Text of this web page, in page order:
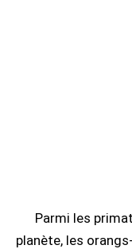
Parmi les
planète, les